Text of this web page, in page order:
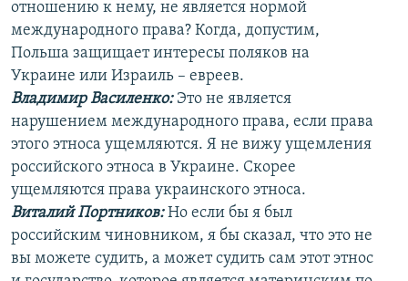
отношению к нему, не является нормой
международного права? Когда, допустим,
Польша защищает интересы поляков на
Украине или Израиль – евреев.
Владимир Василенко:Это не является
нарушением международного права, если права
этого этноса ущемляются. Я не вижу ущемления
российского этноса в Украине. Скорее
ущемляются права украинского этноса.
Виталий Портников:Но если бы я был
российским чиновником, я бы сказал, что это не
вы можете судить, а может судить сам этот этнос